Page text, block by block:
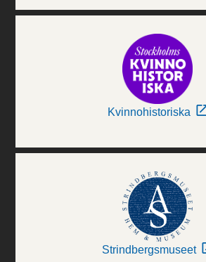
Kvinnohistoriska
Strindbergsmuseet